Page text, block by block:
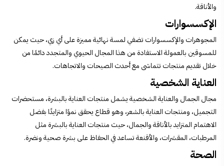
والأناقة.
الإكسسوارات
المجوهرات والإكسسوارات تضفي لمسة نهائية مميزة على أي زي، حيث يمكن
للمسوقين بالعمولة الاستفادة من هذا المجال الحيوي والمتجدد دائمًا من
خلال تقديم منتجات تتماشى مع أحدث الصيحات والاتجاهات.
العناية الشخصية
مجال الجمال والعناية الشخصية يشمل منتجات العناية بالبشرة، مستحضرات
التجميل، ومنتجات العناية بالشعر، وهو قطاع يحقق نموًا متزايدًا بفضل
الاهتمام المتزايد بالأناقة والجمال، حيث منتجات العناية بالبشرة مثل
المرطبات، المقشرات، والأقنعة تساعد في الحفاظ على بشرة صحية ونضرة.
الصحة